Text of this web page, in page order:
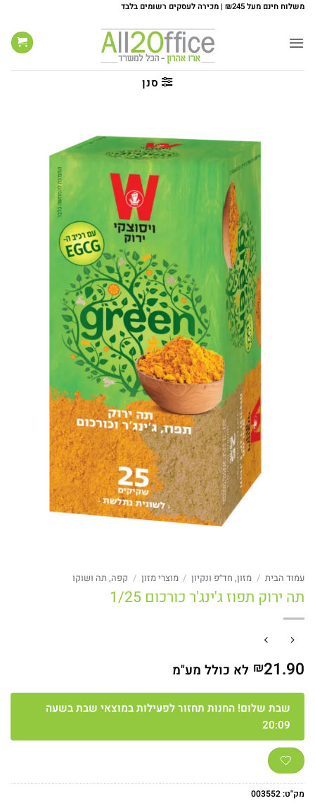
Skip
content
משלוח חינם מעל ₪245 | מכירה לעסקים רשומים בלבד
סנן
עמוד הבית / מזון, חד״פ ונקיון / מוצרי מזון / קפה, תה ושוקו
תה ירוק תפוז ג'ינג'ר כורכום 1/25
₪21.90 לא כולל מע"מ
שבת שלום! החנות תחזור לפעילות במוצאי שבת בשעה
20:09
מק"ט:003552